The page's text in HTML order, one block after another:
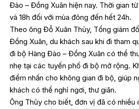
Đào – Đồng Xuân hiện nay. Thời gian
và 18h đối với mùa đông đến hết 24h.
Theo ông Đỗ Xuân Thủy, Tổng giám
Đồng Xuân, du khách sau khi đi tham
đi bộ Hàng Đào – Đồng Xuân có thể
nhẹ tại các tuyến phố đi bộ mở rộng.
điểm nhấn cho không gian đi bộ, giúp
khách có thể nghỉ ngơi, thư giãn.
Ông Thủy cho biết, đơn vị đã có nhiều